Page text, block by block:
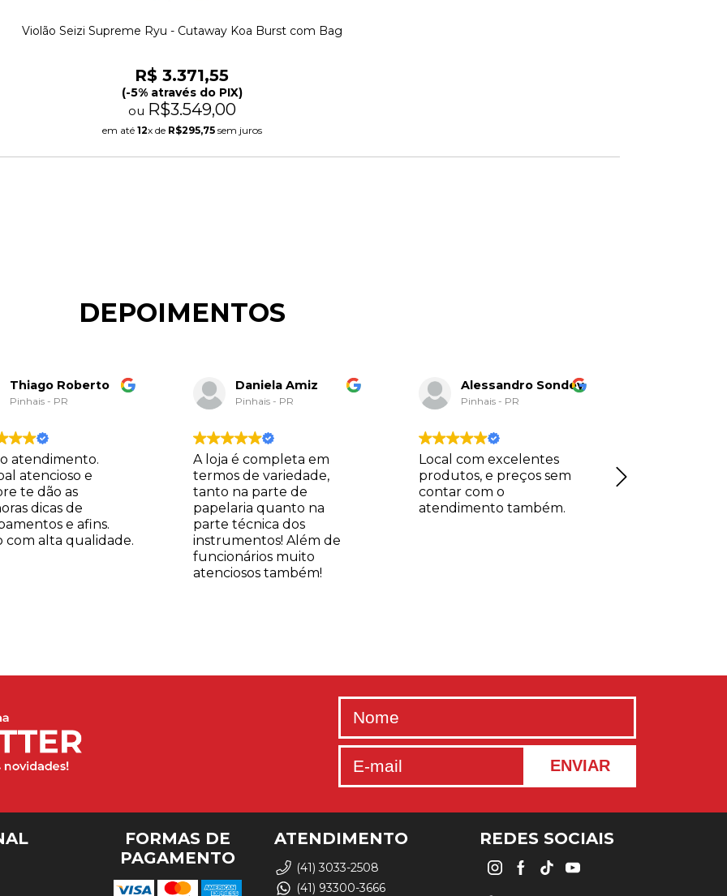
Violão Seizi Supreme Ryu - Cutaway Koa Burst com Bag
R$ 3.371,55
(-5% através do PIX)
ou R$3.549,00
em até 12x de R$295,75sem juros
DEPOIMENTOS
Thiago Roberto
Pinhais - PR
atendimento.
atencioso e
te dão as
dicas de
e afins.
com alta qualidade.
Daniela Amiz
Pinhais - PR
A loja é completa em
termos de variedade,
tanto na parte de
papelaria quanto na
parte técnica dos
instrumentos! Além de
funcionários muito
atenciosos também!
Alessandro Sondey
Pinhais - PR
Local com excelentes
produtos, e preços sem
contar com o
atendimento também.
FORMAS DE
PAGAMENTO
ATENDIMENTO
(41) 3033-2508
(41) 93300-3666
REDES SOCIAIS